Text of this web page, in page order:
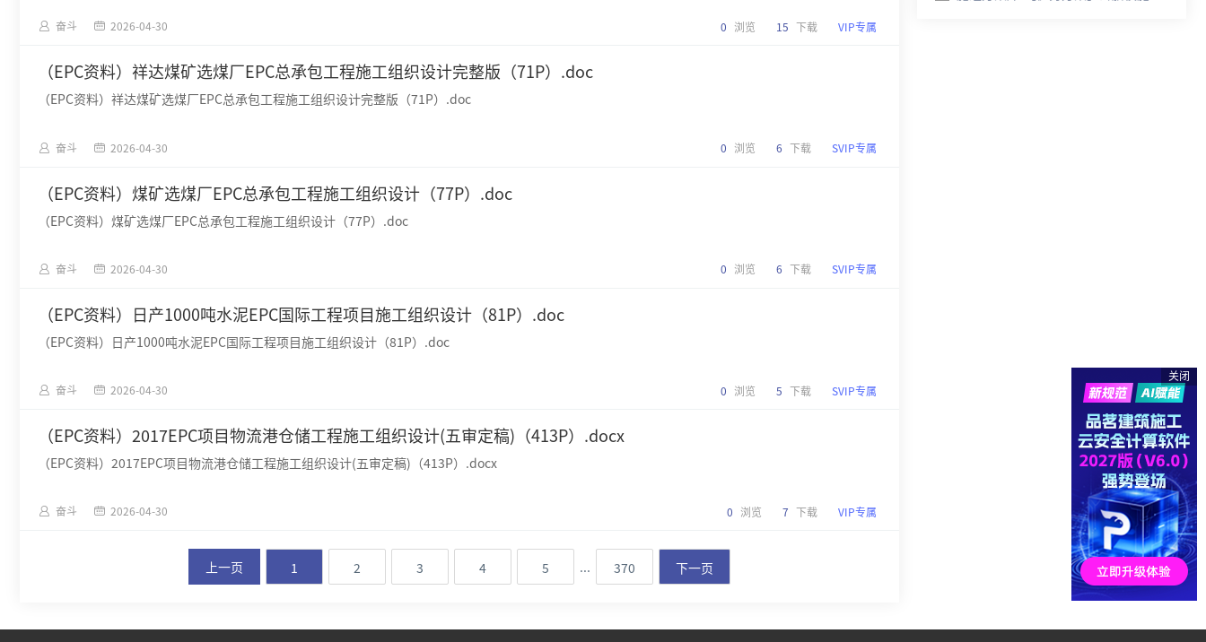
奋斗 2026-04-30 0 浏览 15 下载 VIP专属
（EPC资料）祥达煤矿选煤厂EPC总承包工程施工组织设计完整版（71P）.doc
（EPC资料）祥达煤矿选煤厂EPC总承包工程施工组织设计完整版（71P）.doc
奋斗 2026-04-30 0 浏览 6 下载 SVIP专属
（EPC资料）煤矿选煤厂EPC总承包工程施工组织设计（77P）.doc
（EPC资料）煤矿选煤厂EPC总承包工程施工组织设计（77P）.doc
奋斗 2026-04-30 0 浏览 6 下载 SVIP专属
（EPC资料）日产1000吨水泥EPC国际工程项目施工组织设计（81P）.doc
（EPC资料）日产1000吨水泥EPC国际工程项目施工组织设计（81P）.doc
奋斗 2026-04-30 0 浏览 5 下载 SVIP专属
（EPC资料）2017EPC项目物流港仓储工程施工组织设计(五审定稿)（413P）.docx
（EPC资料）2017EPC项目物流港仓储工程施工组织设计(五审定稿)（413P）.docx
奋斗 2026-04-30 0 浏览 7 下载 VIP专属
上一页 1 2 3 4 5 ... 370 下一页
关闭